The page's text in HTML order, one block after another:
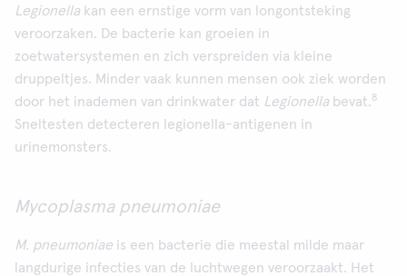
Legionella kan een ernstige vorm van longontsteking
veroorzaken. De bacterie kan groeien in
zoetwatersystemen en zich verspreiden via kleine
druppeltjes. Minder vaak kunnen mensen ook ziek worden
door het inademen van drinkwater dat Legionella bevat. 8
Sneltesten detecteren legionella-antigenen in
urinemonsters.
Mycoplasma pneumoniae
M. pneumoniae is een bacterie die meestal milde maar
langdurige infecties van de luchtwegen veroorzaakt. Het